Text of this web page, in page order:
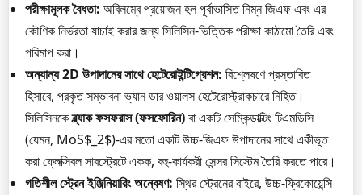
পরীক্ষামূলক বৈধতা: অবিলম্বে প্রয়োজন হল পূর্বাভাসিত নিম্ন জিএফ এবং এর
কৌণিক নির্ভরতা যাচাই করার জন্য সিলিসিন-ভিত্তিক পরীক্ষা কাঠামো তৈরি এবং
পরিমাপ করা।
অন্যান্য 2D উপাদানের সাথে হেটেরোইন্টিগ্রেশন: বিশ্লেষণে প্রস্তাবিত
হিসাবে, প্রকৃত সম্ভাবনা ভ্যান ডার ওয়ালস হেটেরোস্ট্রাকচারে নিহিত।
সিলিসিনকেব্ল্যাক ফসফরাস (ফসফোরিন)বা একটি সেমিকন্ডাক্টিং টিএমডিসি
(যেমন, MoS$_2$)-এর মতো একটি উচ্চ-জিএফ উপাদানের সাথে একীভূত
করা ফ্লেক্সিবল সাবস্ট্রেটে একক, বহু-কার্যকরী সেন্সর সিস্টেম তৈরি করতে পারে।
গতিশীল স্ট্রেন ইঞ্জিনিয়ারিং অন্বেষণ: স্থির স্ট্রেনের বাইরে, উচ্চ-ফ্রিকোয়েন্সি